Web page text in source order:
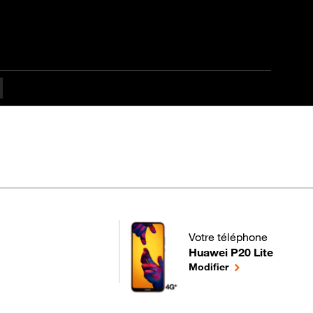
Débutant
Votre téléphone
Huawei P20 Lite
pour votre Huawei P20
Modifierle téléphone